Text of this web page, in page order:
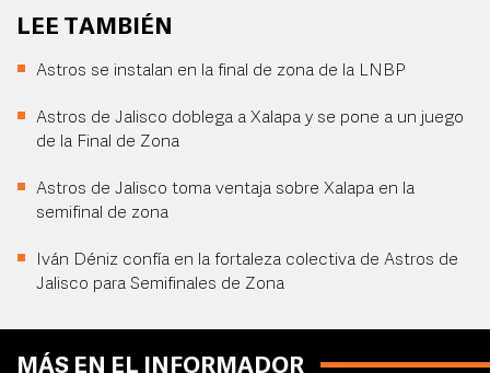
LEE TAMBIÉN
Astros se instalan en la final de zona de la LNBP
Astros de Jalisco doblega a Xalapa y se pone a un juego
de la Final de Zona
Astros de Jalisco toma ventaja sobre Xalapa en la
semifinal de zona
Iván Déniz confía en la fortaleza colectiva de Astros de
Jalisco para Semifinales de Zona
MÁS EN EL INFORMADOR